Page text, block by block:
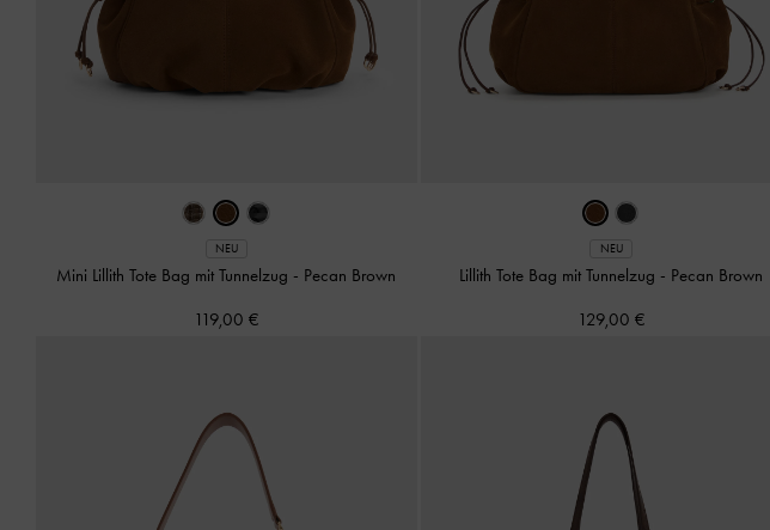
NEU
Mini Lillith Tote Bag mit Tunnelzug - Pecan Brown
119,00 €
NEU
Lillith Tote Bag mit Tunnelzug - Pecan Brown
129,00 €